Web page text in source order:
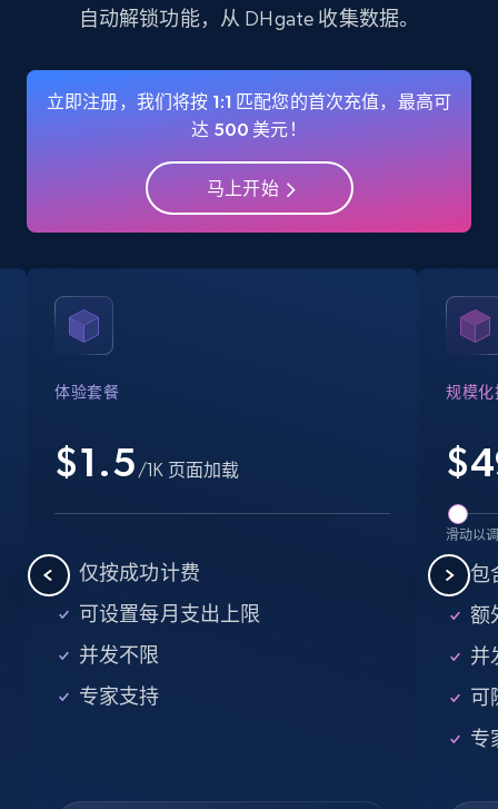
Instagram - Profiles - Collect profile
business account, Is professional account, Is
verified, and more.
3.4K+ 注册使用
Crunchbase companies information
Name, URL, ID, Cb rank, Region, About,
Searching data by keyword
Name, URL, ID, Cb rank, Region, About,
Industries, Operating status, and more.
自动解锁功能，从 DHgate 收集数据。
立即注册，我们将按 1:1 匹配您的首次充值，最高可
达 500 美元！
马上开始
体验套餐
$1.5 /1K 页面加载
仅按成功计费
可设置每月支出上限
并发不限
专家支持
规模化
$
滑动以
包
额
并
可
专